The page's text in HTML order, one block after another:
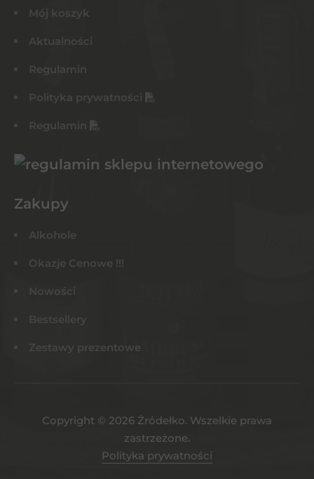
Mój koszyk
Aktualności
Regulamin
Polityka prywatności
Regulamin
Zakupy
Alkohole
Okazje Cenowe !!!
Nowości
Bestsellery
Zestawy prezentowe
Copyright © 2026 Żródełko. Wszelkie prawa
zastrzeżone.
Polityka prywatności